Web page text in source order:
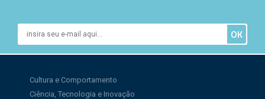
Cultura e Comportamento
Ciência, Tecnologia e Inovação